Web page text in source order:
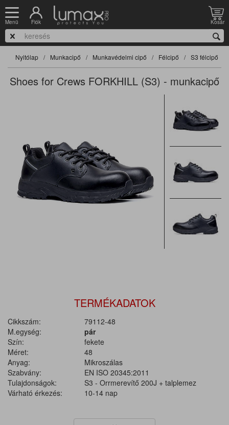
Menü Fiók Kosár
Nyitólap Munkacipő Munkavédelmi cipő Félcipő S3 félcipő
Shoes for Crews FORKHILL (S3) - munkacipő
TERMÉKADATOK
Cikkszám:
79112-48
M.egység:
pár
Szín:
fekete
Méret:
48
Anyag:
Mikroszálas
Szabvány:
EN ISO 20345:2011
Tulajdonságok:
S3 - Orrmerevítő 200J + talplemez
Várható érkezés:
10-14 nap